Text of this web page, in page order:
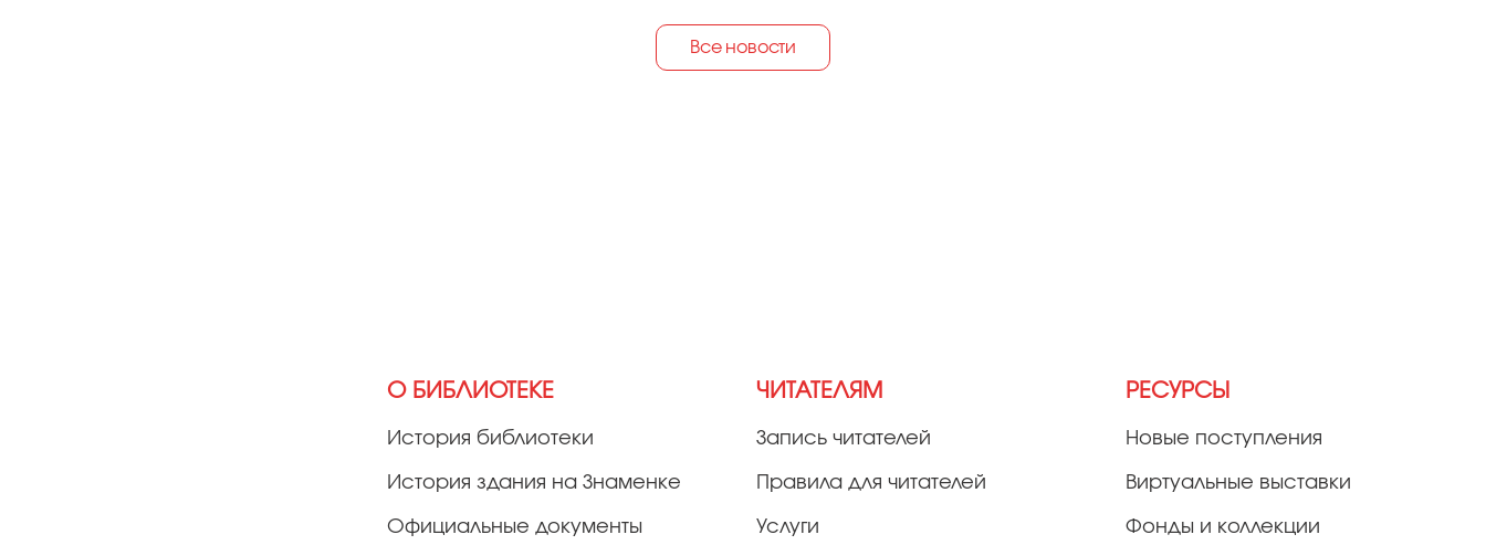
Все новости
О БИБЛИОТЕКЕ
История библиотеки
История здания на Знаменке
Официальные документы
ЧИТАТЕЛЯМ
Запись читателей
Правила для читателей
Услуги
РЕСУРСЫ
Новые поступления
Виртуальные выставки
Фонды и коллекции